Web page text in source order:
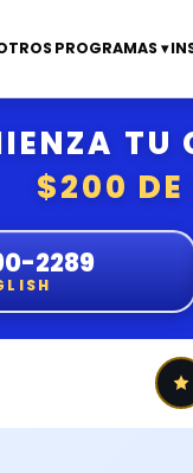
PROGRAMAS ▾
TU
$200 DE
2289